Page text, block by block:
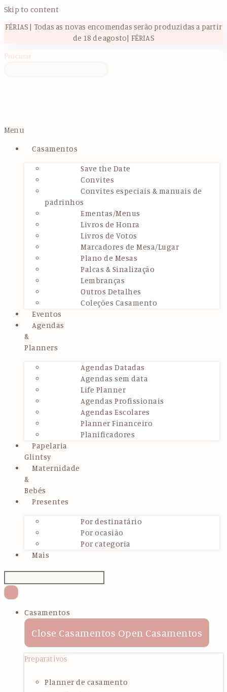
Skip to content
FÉRIAS | Todas as novas encomendas serão produzidas a partir
de 18 de agosto| FÉRIAS
Procurar
Menu
Casamentos
Save the Date
Convites
Convites especiais & manuais de
padrinhos
Ementas/Menus
Livros de Honra
Livros de Votos
Marcadores de Mesa/Lugar
Plano de Mesas
Palcas & Sinalização
Lembranças
Outros Detalhes
Coleções Casamento
Eventos
Agendas
&
Planners
Agendas Datadas
Agendas sem data
Life Planner
Agendas Profissionais
Agendas Escolares
Planner Financeiro
Planificadores
Papelaria
Glintsy
Maternidade
&
Bebés
Presentes
Por destinatário
Por ocasião
Por categoria
Mais
Casamentos
Close Casamentos Open Casamentos
Preparativos
Planner de casamento